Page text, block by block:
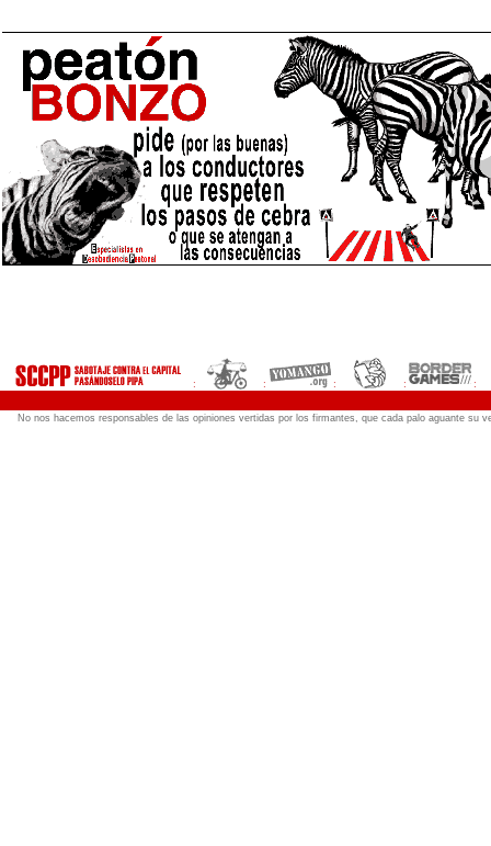
: : : : :
No nos hacemos responsables de las opiniones vertidas por los firmantes, que cada palo aguante su